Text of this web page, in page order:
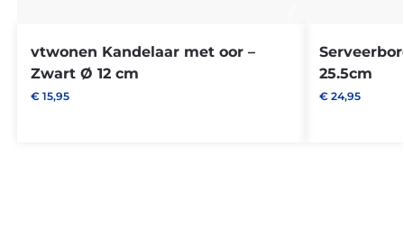
vtwonen Kandelaar met oor –
Zwart Ø 12 cm
€15,95
25.5cm
€24,95